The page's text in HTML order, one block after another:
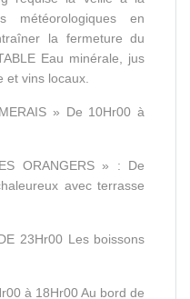
météorologiques en
la fermeture du
Eau minérale, jus
et vins locaux.
» De 10Hr00 à
ORANGERS » : De
avec terrasse
23Hr00 Les boissons
à 18Hr00 Au bord de